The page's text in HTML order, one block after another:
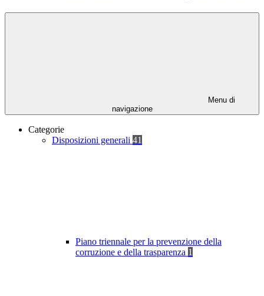
Menu di
navigazione
Categorie
Disposizioni generali 41
Piano triennale per la prevenzione della
corruzione e della trasparenza 1